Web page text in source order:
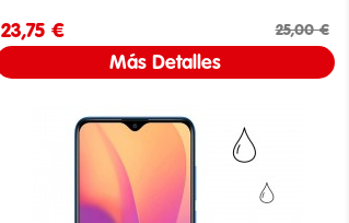
23,75 € Precio base25,00 €
Más Detalles